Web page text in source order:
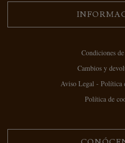
Condiciones
Cambios y
Aviso Legal - Política
Política de